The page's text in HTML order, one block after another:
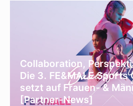
Collaboration,
Die 3. FE&MALE Sports
setzt auf Frauen- &
[Partner-News]